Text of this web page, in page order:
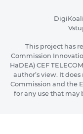
This project has
Commission
HaDEA) CEF
author’s view. It
Commission and the
for any use that